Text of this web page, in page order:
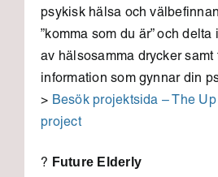
psykisk hälsa och
”komma som du är” och
av hälsosamma drycker samt
information som gynnar din
> Besök projektsida – The
project
? Future Elderly